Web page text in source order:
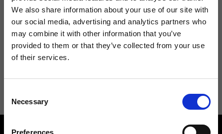
We also share information about your use of our site with
our social media, advertising and analytics partners who
may combine it with other information that you’ve
provided to them or that they’ve collected from your use
of their services.
Selection
Necessary
Preferences
Non perdere le novità di Ripani, iscriviti alla newsletter!
informazioni consulta laPrivacy Policy.